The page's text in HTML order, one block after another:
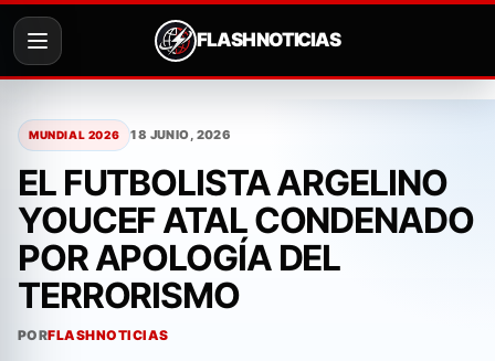
contenido
FLASH NOTICIAS
MUNDIAL 2026 18 JUNIO, 2026
EL FUTBOLISTA ARGELINO
YOUCEF ATAL CONDENADO
POR APOLOGÍA DEL
TERRORISMO
PORFLASHNOTICIAS